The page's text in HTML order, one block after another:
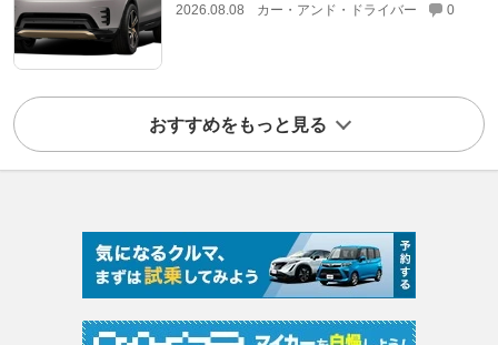
2026.08.08 カー・アンド・ドライバー 0
おすすめをもっと見る